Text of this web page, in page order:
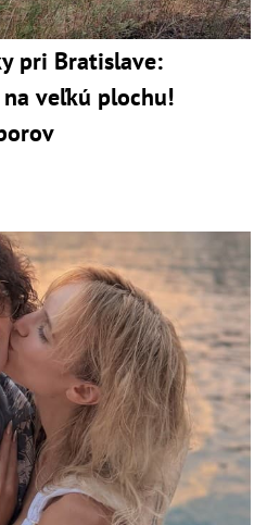
pri Bratislave:
veľkú plochu!